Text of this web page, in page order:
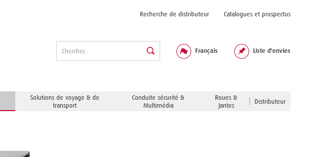
Recherche de distributeur Catalogues et prospectus
Français Liste d'envies
Solutions de voyage & de
transport
Conduite sécurité &
Multimédia
Roues &
Jantes
Distributeur